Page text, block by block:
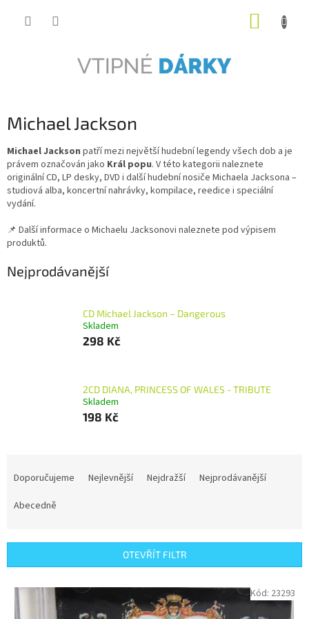
Michael Jackson
Michael Jackson patří mezi největší hudební legendy všech dob a je
právem označován jako Král popu. V této kategorii naleznete
originální CD, LP desky, DVD i další hudební nosiče Michaela Jacksona –
studiová alba, koncertní nahrávky, kompilace, reedice i speciální
vydání.
📌 Další informace o Michaelu Jacksonovi naleznete pod výpisem
produktů.
Nejprodávanější
CD Michael Jackson – Dangerous
Skladem
298 Kč
2CD DIANA, PRINCESS OF WALES - TRIBUTE
Skladem
198 Kč
r
Doporučujeme Nejlevnější Nejdražší
Nejprodávanější
Abecedně
OTEVŘÍT FILTR
Kód: 23293